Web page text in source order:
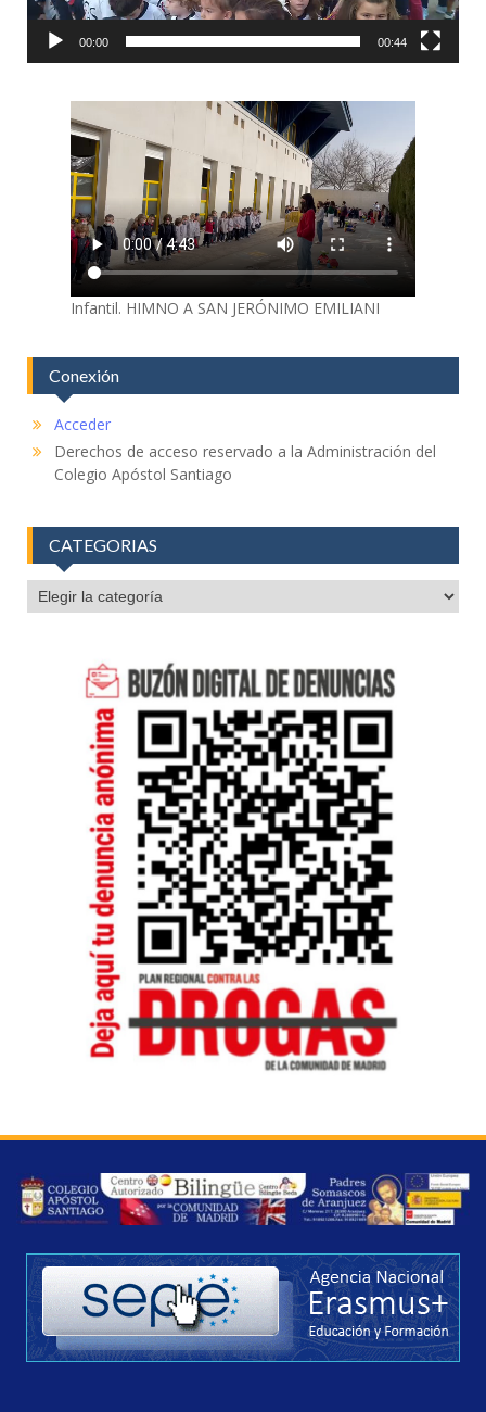
00:00 00:44
Infantil. HIMNO A SAN JERÓNIMO EMILIANI
Conexión
Acceder
Derechos de acceso reservado a la Administración del
Colegio Apóstol Santiago
CATEGORIAS
CATEGORIAS